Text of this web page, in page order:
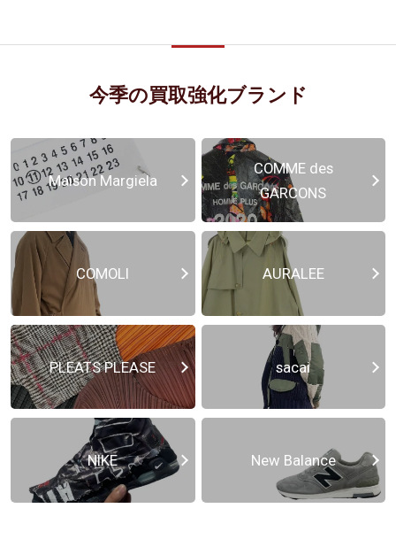
今季の買取強化ブランド
Maison Margiela
COMME des
GARCONS
COMOLI AURALEE
PLEATS PLEASE sacai
NIKE New Balance